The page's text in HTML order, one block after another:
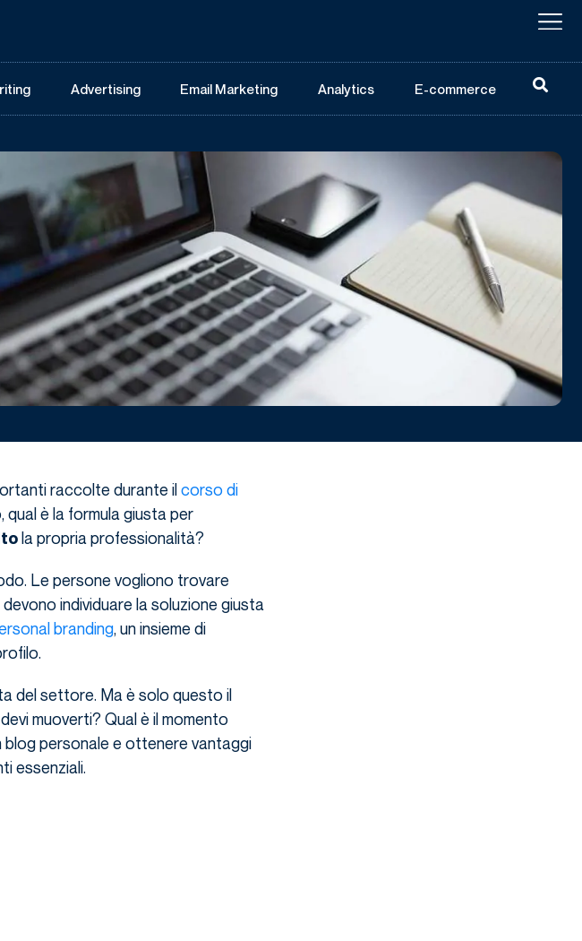
Advertising Email Marketing Analytics E-commerce
raccolte durante ilcorso di
è la formula giusta per
la propria professionalità?
Le persone vogliono trovare
devono individuare la soluzione giusta
branding, un insieme di
del settore. Ma è solo questo il
muoverti? Qual è il momento
personale e ottenere vantaggi
essenziali.